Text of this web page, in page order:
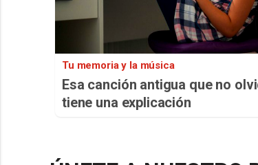
Tu memoria y la música
Esa canción antigua que no
tiene una explicación